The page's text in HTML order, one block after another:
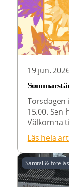
19 jun.
Torsdagen
15.00. Sen
Välkomna
Läs hela
Samtal &